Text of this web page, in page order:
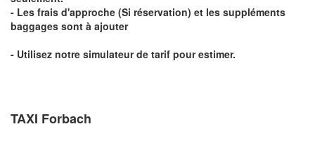
- Les frais d'approche (Si réservation) et les suppléments
baggages sont à ajouter
- Utilisez notre simulateur de tarif pour estimer.
TAXI Forbach